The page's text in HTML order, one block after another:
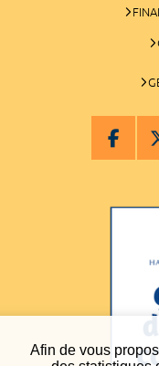
Afin de vous